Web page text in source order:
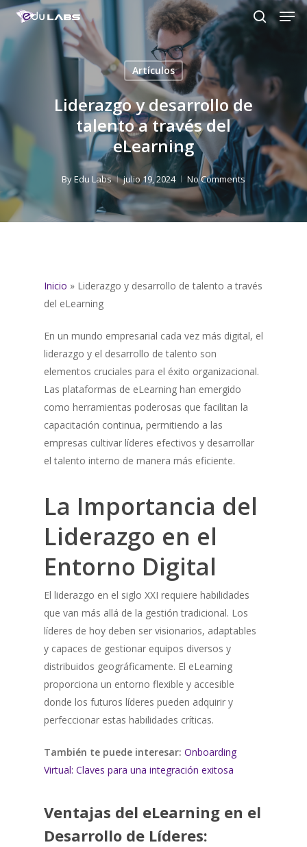
Skip
main
search
Artículos
Liderazgo y desarrollo de
talento a través del
eLearning
ByEdu Labs julio 19, 2024 No Comments
Inicio » Liderazgo y desarrollo de talento a través
del eLearning
En un mundo empresarial cada vez más digital, el
liderazgo y el desarrollo de talento son
elementos cruciales para el éxito organizacional.
Las plataformas de eLearning han emergido
como herramientas poderosas que facilitan la
capacitación continua, permitiendo a las
empresas cultivar líderes efectivos y desarrollar
el talento interno de manera más eficiente.
La Importancia del
Liderazgo en el
Entorno Digital
El liderazgo en el siglo XXI requiere habilidades
que van más allá de la gestión tradicional. Los
líderes de hoy deben ser visionarios, adaptables
y capaces de gestionar equipos diversos y
distribuidos geográficamente. El eLearning
proporciona un entorno flexible y accesible
donde los futuros líderes pueden adquirir y
perfeccionar estas habilidades críticas.
También te puede interesar: Onboarding
Virtual: Claves para una integración exitosa
Ventajas del eLearning en el
Desarrollo de Líderes: